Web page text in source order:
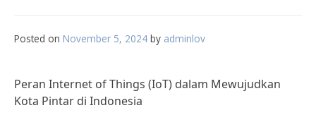
Posted on November 5, 2024 by adminlov
Peran Internet of Things (IoT) dalam Mewujudkan
Kota Pintar di Indonesia